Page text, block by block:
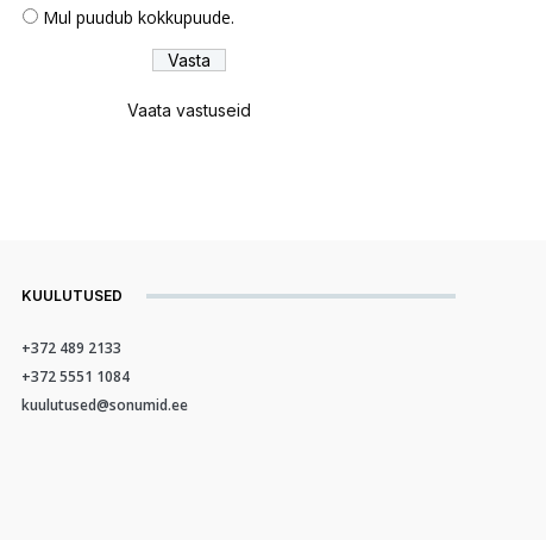
Mul puudub kokkupuude.
Vaata vastuseid
KUULUTUSED
+372 489 2133
+372 5551 1084
kuulutused@sonumid.ee